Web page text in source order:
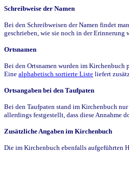
Schreibweise der Namen
Bei den Schreibweisen der Namen findet
geschrieben, wie sie noch in der Erinnerung
Ortsnamen
Bei den Ortsnamen wurden im Kirchenbuch
Eine alphabetisch sortierte Liste liefert
Ortsangaben bei den Taufpaten
Bei den Taufpaten stand im Kirchenbuch
allerdings festgestellt, dass diese Annahme
Zusätzliche Angaben im Kirchenbuch
Die im Kirchenbuch ebenfalls aufgeführten